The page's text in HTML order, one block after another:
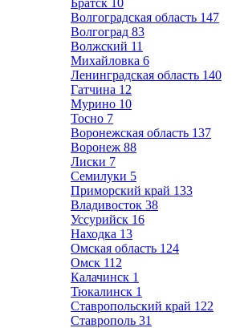
Братск 10
Волгоградская область 147
Волгоград 83
Волжский 11
Михайловка 6
Ленинградская область 140
Гатчина 12
Мурино 10
Тосно 7
Воронежская область 137
Воронеж 88
Лиски 7
Семилуки 5
Приморский край 133
Владивосток 38
Уссурийск 16
Находка 13
Омская область 124
Омск 112
Калачинск 1
Тюкалинск 1
Ставропольский край 122
Ставрополь 31